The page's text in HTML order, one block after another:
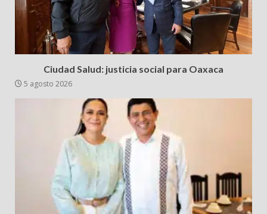
Ciudad Salud: justicia social para Oaxaca
5 agosto 2026